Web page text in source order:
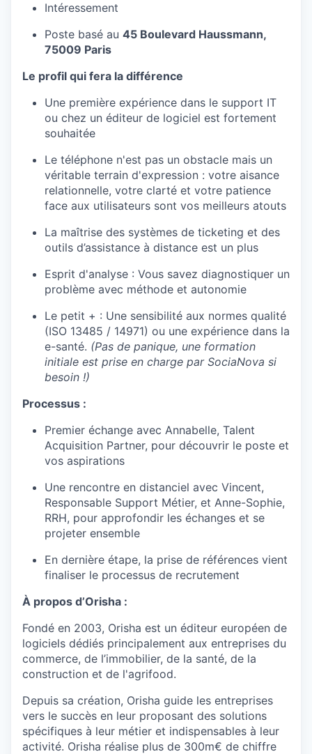
Intéressement
Poste basé au 45 Boulevard Haussmann,
75009 Paris
Le profil qui fera la différence
Une première expérience dans le support IT
ou chez un éditeur de logiciel est fortement
souhaitée
Le téléphone n'est pas un obstacle mais un
véritable terrain d'expression : votre aisance
relationnelle, votre clarté et votre patience
face aux utilisateurs sont vos meilleurs atouts
La maîtrise des systèmes de ticketing et des
outils d’assistance à distance est un plus
Esprit d'analyse : Vous savez diagnostiquer un
problème avec méthode et autonomie
Le petit + : Une sensibilité aux normes qualité
(ISO 13485 / 14971) ou une expérience dans la
e-santé. (Pas de panique, une formation
initiale est prise en charge par SociaNova si
besoin !)
Processus :
Premier échange avec Annabelle, Talent
Acquisition Partner, pour découvrir le poste et
vos aspirations
Une rencontre en distanciel avec Vincent,
Responsable Support Métier, et Anne-Sophie,
RRH, pour approfondir les échanges et se
projeter ensemble
En dernière étape, la prise de références vient
finaliser le processus de recrutement
À propos d’Orisha :
Fondé en 2003, Orisha est un éditeur européen de
logiciels dédiés principalement aux entreprises du
commerce, de l’immobilier, de la santé, de la
construction et de l'agrifood.
Depuis sa création, Orisha guide les entreprises
vers le succès en leur proposant des solutions
spécifiques à leur métier et indispensables à leur
activité. Orisha réalise plus de 300m€ de chiffre